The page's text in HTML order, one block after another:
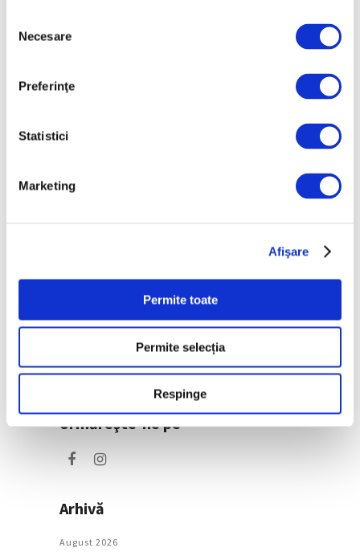
consimțământului
Necesare
Preferinţe
Statistici
Marketing
Afişare
Permite toate
Permite selecția
Respinge
artiști, în anuala de artă
Artǎ
Societate
Urmăreşte-ne pe
Arhivă
August 2026